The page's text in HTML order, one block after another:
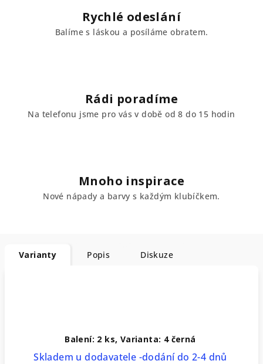
Rychlé odeslání
Balíme s láskou a posíláme obratem.
Rádi poradíme
Na telefonu jsme pro vás v době od 8 do 15 hodin
Mnoho inspirace
Nové nápady a barvy s každým klubíčkem.
Varianty Popis Diskuze
Balení: 2 ks, Varianta: 4 černá
Skladem u dodavatele -dodání do 2-4 dnů